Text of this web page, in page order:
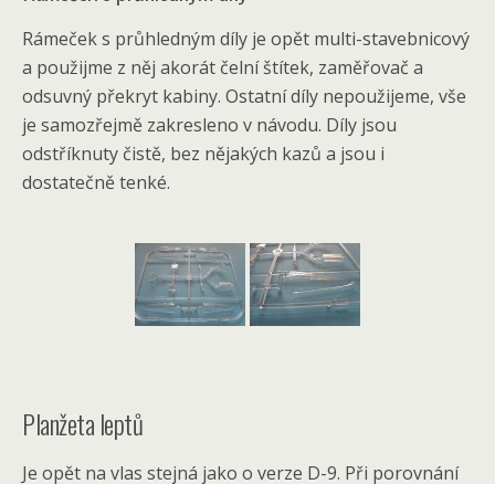
Rámeček s průhledným díly je opět multi-stavebnicový
a použijme z něj akorát čelní štítek, zaměřovač a
odsuvný překryt kabiny. Ostatní díly nepoužijeme, vše
je samozřejmě zakresleno v návodu. Díly jsou
odstříknuty čistě, bez nějakých kazů a jsou i
dostatečně tenké.
Planžeta leptů
Je opět na vlas stejná jako o verze D-9. Při porovnání